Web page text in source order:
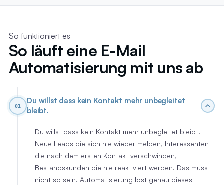
So funktioniert es
So läuft eine E-Mail
Automatisierung mit uns ab
01
Du willst dass kein Kontakt mehr unbegleitet
bleibt.
Du willst dass kein Kontakt mehr unbegleitet bleibt.
Neue Leads die sich nie wieder melden, Interessenten
die nach dem ersten Kontakt verschwinden,
Bestandskunden die nie reaktiviert werden. Das muss
nicht so sein. Automatisierung löst genau dieses